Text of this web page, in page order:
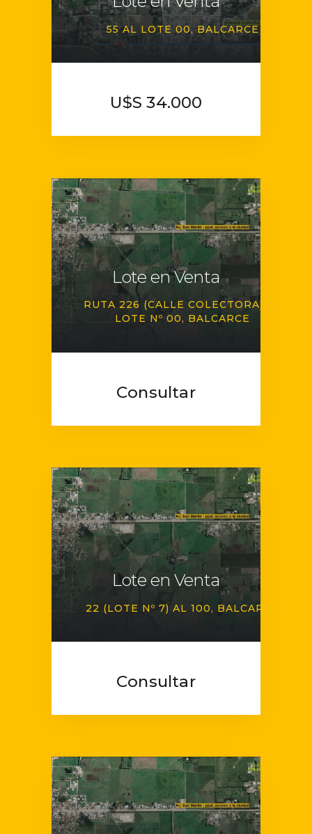
55 AL LOTE 00 BALCARCE
U$S 34.000
Lote en Venta
RUTA 226 (CALLE COLECTORA) AL
LOTE Nº 00 BALCARCE
Consultar
Lote en Venta
22 (LOTE Nº 7) AL 100 BALCARCE
Consultar